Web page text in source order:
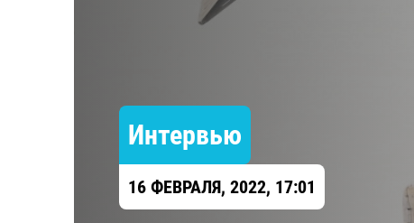
Интервью
16 ФЕВРАЛЯ, 2022, 17:01